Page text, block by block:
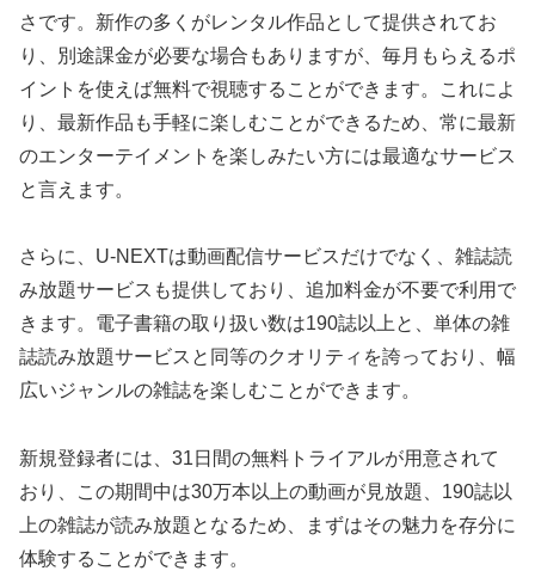
さです。新作の多くがレンタル作品として提供されてお
り、別途課金が必要な場合もありますが、毎月もらえるポ
イントを使えば無料で視聴することができます。これによ
り、最新作品も手軽に楽しむことができるため、常に最新
のエンターテイメントを楽しみたい方には最適なサービス
と言えます。
さらに、U-NEXTは動画配信サービスだけでなく、雑誌読
み放題サービスも提供しており、追加料金が不要で利用で
きます。電子書籍の取り扱い数は190誌以上と、単体の雑
誌読み放題サービスと同等のクオリティを誇っており、幅
広いジャンルの雑誌を楽しむことができます。
新規登録者には、31日間の無料トライアルが用意されて
おり、この期間中は30万本以上の動画が見放題、190誌以
上の雑誌が読み放題となるため、まずはその魅力を存分に
体験することができます。